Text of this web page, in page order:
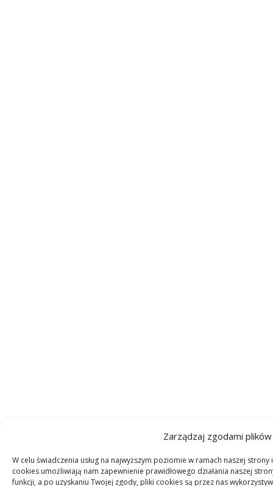
Zarządzaj zgodami
W celu świadczenia usług na najwyższym poziomie w ramach naszej
cookies umożliwiają nam zapewnienie prawidłowego działania naszej
funkcji, a po uzyskaniu Twojej zgody, pliki cookies są przez nas